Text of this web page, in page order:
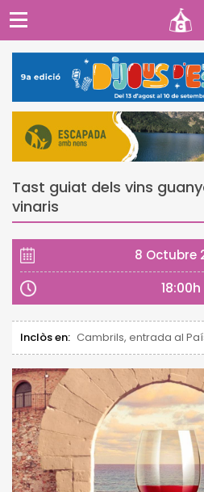
Tast guiat dels vins
vinaris
8 Octubre
18:00h
Inclòs en: Cambrils, entrada al